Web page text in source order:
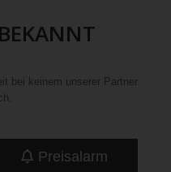
bei keinem unserer Partner
Preisalarm